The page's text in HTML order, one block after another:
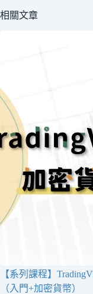
相關文章
【系列課程】
（入門+加密貨幣）